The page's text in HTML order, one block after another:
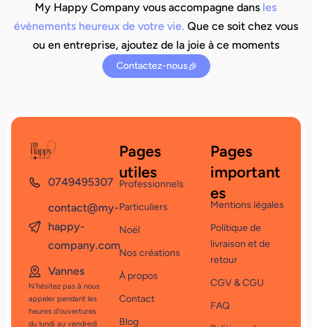
My Happy Company vous accompagne dans les
évènements heureux de votre vie. Que ce soit chez vous
ou en entreprise, ajoutez de la joie à ce moments
Contactez-nous
0749495307
contact@my-
happy-
company.com
Vannes
N’hésitez pas à nous
appeler pendant les
heures d’ouvertures
du lundi au vendredi
Pages
utiles
Professionnels
Particuliers
Noël
Nos créations
À propos
Contact
Blog
Pages
important
es
Mentions légales
Politique de
livraison et de
retour
CGV & CGU
FAQ